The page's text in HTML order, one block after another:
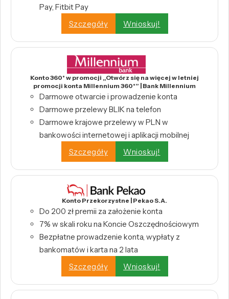
Pay, Fitbit Pay
Szczegóły
Wnioskuj!
Konto 360° w promocji „Otwórz się na więcej w letniej
promocji konta Millennium 360°” | Bank Millennium
Darmowe otwarcie i prowadzenie konta
Darmowe przelewy BLIK na telefon
Darmowe krajowe przelewy w PLN w
bankowości internetowej i aplikacji mobilnej
Szczegóły
Wnioskuj!
Konto Przekorzystne | Pekao S.A.
Do 200 zł premii za założenie konta
7% w skali roku na Koncie Oszczędnościowym
Bezpłatne prowadzenie konta, wypłaty z
bankomatów i karta na 2 lata
Szczegóły
Wnioskuj!